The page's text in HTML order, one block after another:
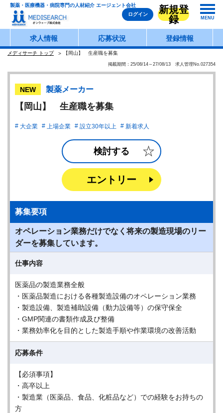
製薬・医療機器・病院専門の人材紹介 エージェント会社
ログイン
新規登
録
MENU
求人情報 応募状況 登録情報
メディサーチ トップ 【岡山】 生産職を募集
掲載期間：25/08/14～27/08/13 求人管理No.027354
NEW 製薬メーカー
【岡山】 生産職を募集
大企業 上場企業 設立30年以上 新着求人
検討する
エントリー
募集要項
オペレーション業務だけでなく将来の製造現場のリー
ダーを募集しています。
仕事内容
医薬品の製造業務全般
・医薬品製造における各種製造設備のオペレーション業務
・製造設備、製造補助設備（動力設備等）の保守保全
・GMP関連の書類作成及び整備
・業務効率化を目的とした製造手順や作業環境の改善活動
応募条件
【必須事項】
・高卒以上
・製造業（医薬品、食品、化粧品など）での経験をお持ちの
方